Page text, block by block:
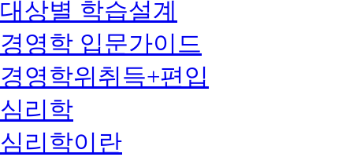
대상별 학습설계
경영학 입문가이드
경영학위취득+편입
심리학
심리학이란